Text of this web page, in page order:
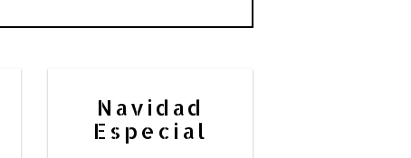
Navidad
Especial